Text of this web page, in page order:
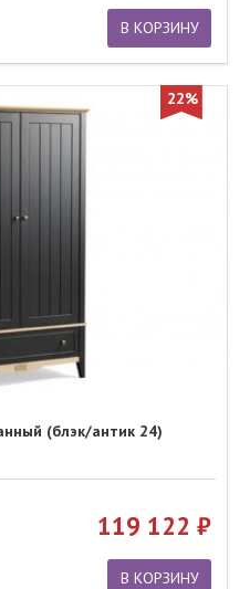
В КОРЗИНУ
22%
(блэк/антик 24)
119 122
В КОРЗИНУ